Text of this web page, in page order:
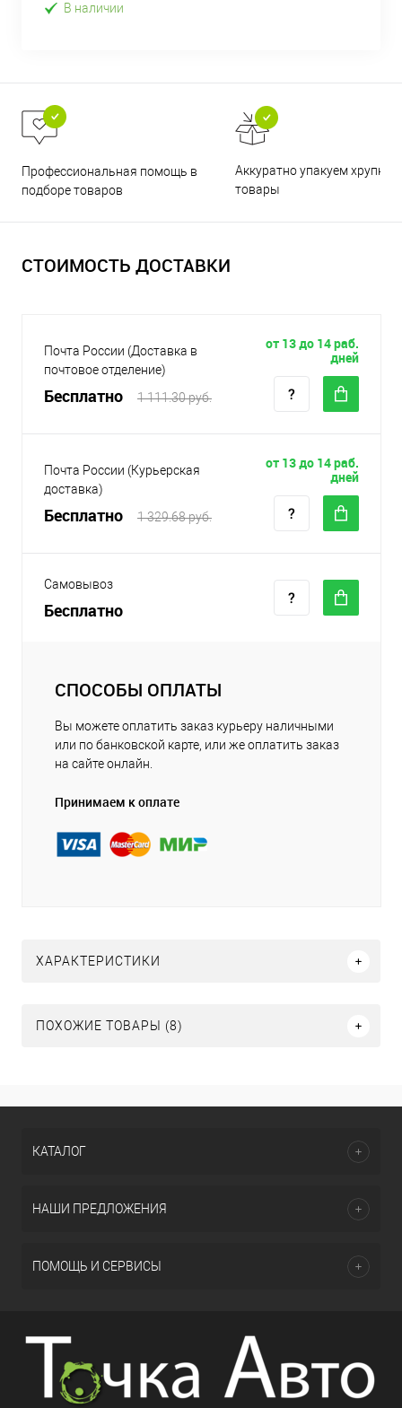
В наличии
Профессиональная помощь в
подборе товаров
Аккуратно упакуем хрупкие
товары
СТОИМОСТЬ ДОСТАВКИ
Почта России (Доставка в
почтовое отделение)
Бесплатно 1 111.30 руб.
от 13 до 14 раб.
дней
Почта России (Курьерская
доставка)
Бесплатно 1 329.68 руб.
от 13 до 14 раб.
дней
Самовывоз
Бесплатно
СПОСОБЫ ОПЛАТЫ
Вы можете оплатить заказ курьеру наличными
или по банковской карте, или же оплатить заказ
на сайте онлайн.
Принимаем к оплате
ХАРАКТЕРИСТИКИ
ПОХОЖИЕ ТОВАРЫ (8)
КАТАЛОГ
НАШИ ПРЕДЛОЖЕНИЯ
ПОМОЩЬ И СЕРВИСЫ